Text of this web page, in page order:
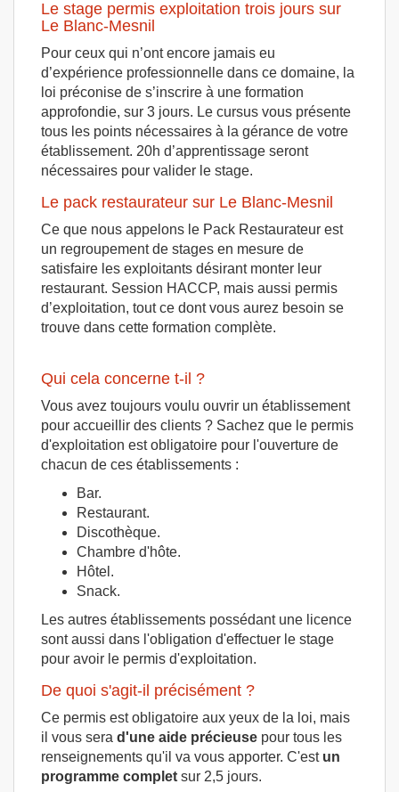
Le stage permis exploitation trois jours sur
Le Blanc-Mesnil
Pour ceux qui n’ont encore jamais eu
d’expérience professionnelle dans ce domaine, la
loi préconise de s’inscrire à une formation
approfondie, sur 3 jours. Le cursus vous présente
tous les points nécessaires à la gérance de votre
établissement. 20h d’apprentissage seront
nécessaires pour valider le stage.
Le pack restaurateur sur Le Blanc-Mesnil
Ce que nous appelons le Pack Restaurateur est
un regroupement de stages en mesure de
satisfaire les exploitants désirant monter leur
restaurant. Session HACCP, mais aussi permis
d’exploitation, tout ce dont vous aurez besoin se
trouve dans cette formation complète.
Qui cela concerne t-il ?
Vous avez toujours voulu ouvrir un établissement
pour accueillir des clients ? Sachez que le permis
d'exploitation est obligatoire pour l'ouverture de
chacun de ces établissements :
Bar.
Restaurant.
Discothèque.
Chambre d'hôte.
Hôtel.
Snack.
Les autres établissements possédant une licence
sont aussi dans l'obligation d'effectuer le stage
pour avoir le permis d'exploitation.
De quoi s'agit-il précisément ?
Ce permis est obligatoire aux yeux de la loi, mais
il vous sera d'une aide précieuse pour tous les
renseignements qu'il va vous apporter. C'estun
programme complet sur 2,5 jours.